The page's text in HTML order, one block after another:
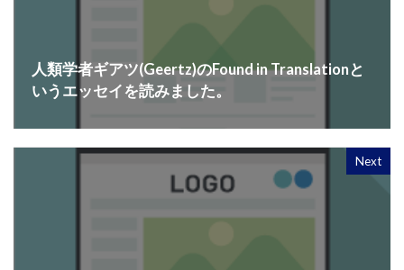
人類学者ギアツ(Geertz)のFound in Translationと
いうエッセイを読みました。
Next